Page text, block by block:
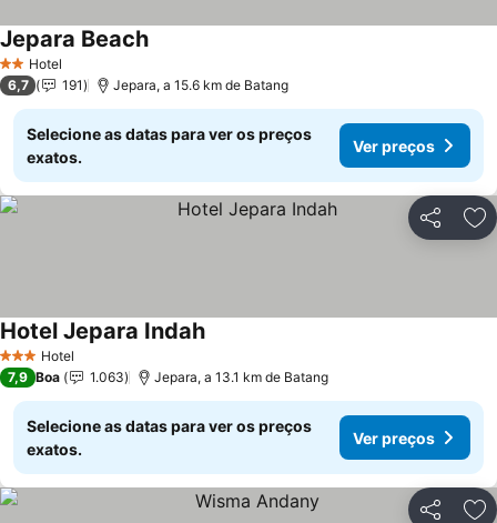
2 Estrelas
Hotel
Jepara BeachVer preços
6,7 191 Jepara, a 15.6 km de Batang
Selecione as datas para ver os preços
exatos.
Ver preços
Partilhar
3 EstrelasHotel
Hotel Jepara IndahVer preços
7,9 Boa 1.063 Jepara, a 13.1 km de Batang
Selecione as datas para ver os preços
exatos.
Ver preços